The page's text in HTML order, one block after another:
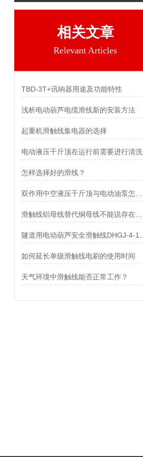
相关文章
Relevant Articles
TBD-3T+讯响器用途及功能特性
浅析电动葫芦电缆滑线新的安装方法
起重机滑触线集电器的选择
电动液压千斤顶在运行前需要进行清洗
怎样选择好的滑线？
如何延长单级滑触线电刷的使用时间
天气环境中滑触线能否正常工作？